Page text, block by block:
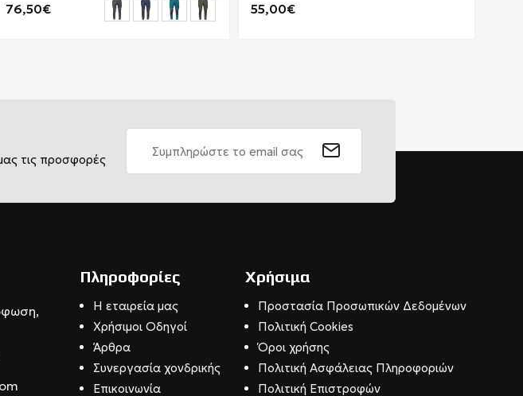
76,50€ 55,00€
τις προσφορές
Πληροφορίες
Η εταιρεία μας
Χρήσιμοι Οδηγοί
Άρθρα
Συνεργασία χονδρικής
Επικοινωνία
Χρήσιμα
Προστασία Προσωπικών Δεδομένων
Πολιτική Cookies
Όροι χρήσης
Πολιτική Ασφάλειας Πληροφοριών
Πολιτική Επιστροφών